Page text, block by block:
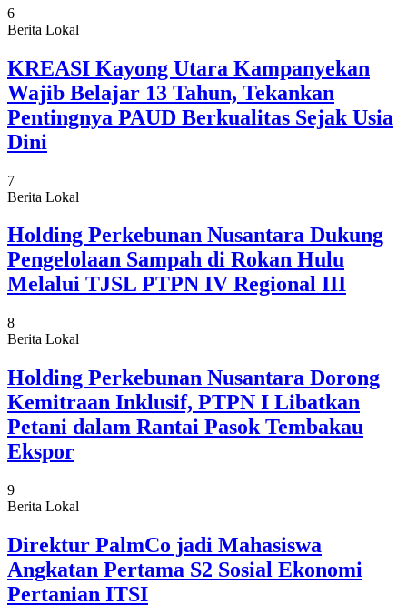
6
Berita Lokal
KREASI Kayong Utara Kampanyekan
Wajib Belajar 13 Tahun, Tekankan
Pentingnya PAUD Berkualitas Sejak Usia
Dini
7
Berita Lokal
Holding Perkebunan Nusantara Dukung
Pengelolaan Sampah di Rokan Hulu
Melalui TJSL PTPN IV Regional III
8
Berita Lokal
Holding Perkebunan Nusantara Dorong
Kemitraan Inklusif, PTPN I Libatkan
Petani dalam Rantai Pasok Tembakau
Ekspor
9
Berita Lokal
Direktur PalmCo jadi Mahasiswa
Angkatan Pertama S2 Sosial Ekonomi
Pertanian ITSI